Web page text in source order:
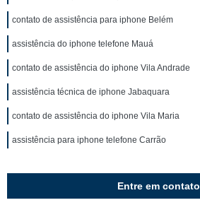
contato de assistência para iphone Belém
assistência do iphone telefone Mauá
contato de assistência do iphone Vila Andrade
assistência técnica de iphone Jabaquara
contato de assistência do iphone Vila Maria
assistência para iphone telefone Carrão
Entre em contato